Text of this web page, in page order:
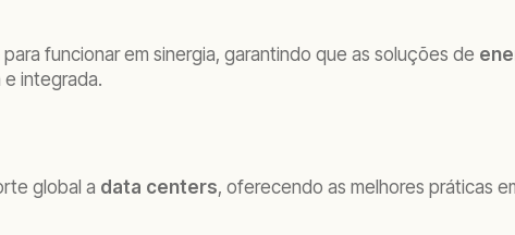
funcionar em sinergia, garantindo que as soluções de
integrada.
global a data centers, oferecendo as melhores práticas